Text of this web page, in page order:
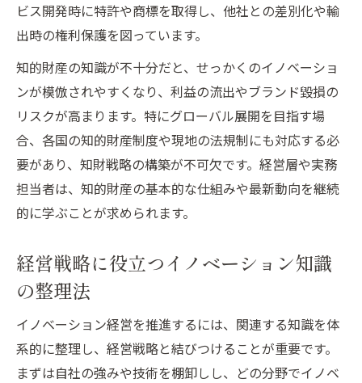
ビス開発時に特許や商標を取得し、他社との差別化や輸
出時の権利保護を図っています。
知的財産の知識が不十分だと、せっかくのイノベーショ
ンが模倣されやすくなり、利益の流出やブランド毀損の
リスクが高まります。特にグローバル展開を目指す場
合、各国の知的財産制度や現地の法規制にも対応する必
要があり、知財戦略の構築が不可欠です。経営層や実務
担当者は、知的財産の基本的な仕組みや最新動向を継続
的に学ぶことが求められます。
経営戦略に役立つイノベーション知識
の整理法
イノベーション経営を推進するには、関連する知識を体
系的に整理し、経営戦略と結びつけることが重要です。
まずは自社の強みや技術を棚卸しし、どの分野でイノベ